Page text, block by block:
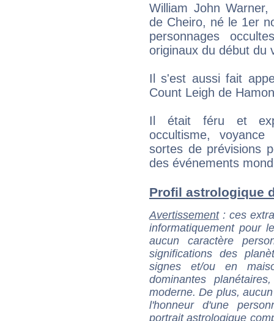
William John
de Cheiro, né le 1er
personnages
originaux du début du
Il s'est aussi fait
Count Leigh de
Il était féru et
occultisme,
sortes de prévisions
des événements
Profil astrologique
Avertissement: ces
informatiquement pour
aucun caractère
significations des
signes et/ou en
dominantes
moderne. De plus,
l'honneur d'une
portrait astrologique